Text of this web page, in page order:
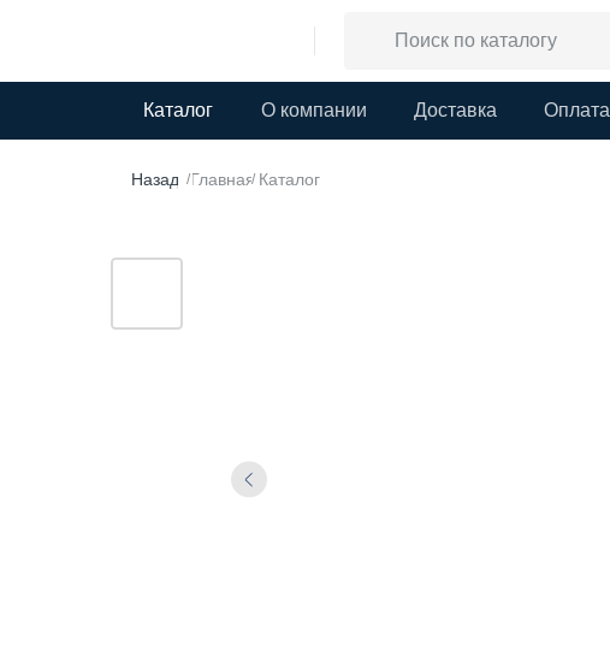
Каталог О компании Доставка Оплата
/Главная/ Каталог
Назад